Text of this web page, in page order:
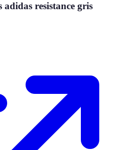
adidas resistance gris